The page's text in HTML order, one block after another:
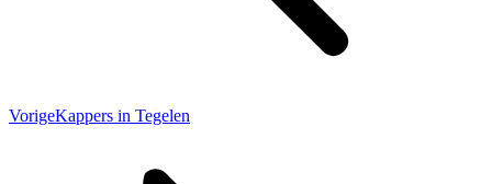
VorigeVorig
Kappers in Tegelen